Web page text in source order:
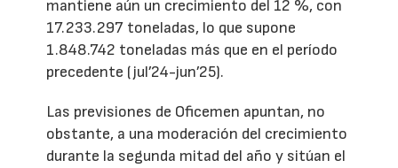
mantiene aún un crecimiento del 12 %, con
17.233.297 toneladas, lo que supone
1.848.742 toneladas más que en el período
precedente (jul’24-jun’25).
Las previsiones de Oficemen apuntan, no
obstante, a una moderación del crecimiento
durante la segunda mitad del año y sitúan el